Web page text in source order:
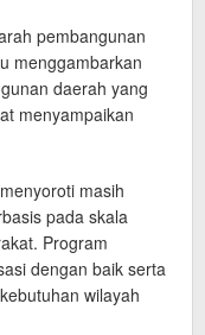
pembangunan
menggambarkan
daerah yang
menyampaikan
masih
pada skala
Program
dengan baik serta
wilayah